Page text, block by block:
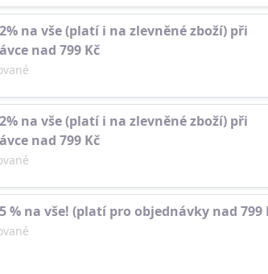
na vše (platí i na zlevněné zboží) při
nad 799 Kč
na vše (platí i na zlevněné zboží) při
nad 799 Kč
% na vše! (platí pro objednávky nad 799